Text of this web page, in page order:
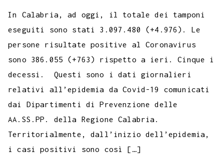
In Calabria, ad oggi, il totale dei tamponi
eseguiti sono stati 3.097.480 (+4.976). Le
persone risultate positive al Coronavirus
sono 386.055 (+763) rispetto a ieri. Cinque i
decessi. Questi sono i dati giornalieri
relativi all’epidemia da Covid-19 comunicati
dai Dipartimenti di Prevenzione delle
AA.SS.PP. della Regione Calabria.
Territorialmente, dall’inizio dell’epidemia,
i casi positivi sono così […]